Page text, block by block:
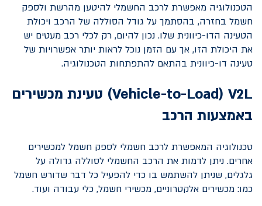
הטכנולוגיה מאפשרת לרכב החשמלי להיטען מהרשת ולספק
חשמל בחזרה, בהסתמך על גודל הסוללה של הרכב ויכולת
הטעינה הדו-כיוונית שלו. נכון להיום, רק לכלי רכב מעטים יש
את היכולת הזו, אך עם הזמן נוכל לראות יותר אפשרויות של
טעינה דו-כיוונית בהתאם להתפתחות הטכנולוגיה.
V2L
(
Vehicle-to-Load) טעינת מכשירים
באמצעות הרכב
טכנולוגיה המאפשרת לרכב חשמלי לספק חשמל למכשירים
אחרים. ניתן לדמות את הרכב החשמלי לסוללה גדולה על
גלגלים, שניתן להשתמש בו כדי להפעיל כל דבר שדורש חשמל
כמו: מכשירים אלקטרוניים, מכשירי חשמל, כלי עבודה ועוד.